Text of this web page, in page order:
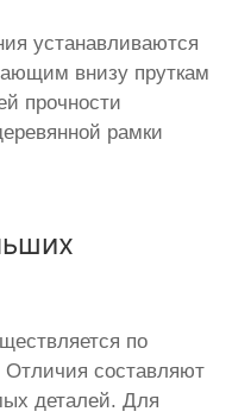
устанавливаются
внизу пруткам
прочности
рамки
по
составляют
деталей. Для